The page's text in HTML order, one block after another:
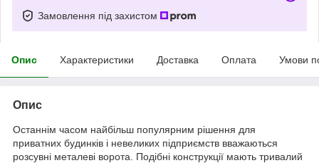
Замовлення під захистом
Опис Характеристики Доставка Оплата Умови
Опис
Останнім часом найбільш популярним рішення для
приватних будинків і невеликих підприємств вважаються
розсувні металеві ворота. Подібні конструкції мають тривалий